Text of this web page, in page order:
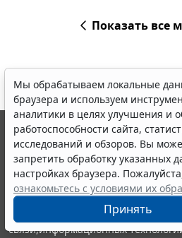
Показать все
Мы обрабатываем локальные
браузера и используем
аналитики в целях улучшения и
работоспособности сайта,
исследований и обзоров. Вы
запретить обработку указанных
настройках браузера.
ознакомьтесь с условиями их
Принять
© ООО "НПП "ГАРАНТ-СЕРВИС",
выпускается с 1990 года.
являются участниками
информации ГАРАНТ.
Портал ГАРАНТ.РУ
издания Федеральной службой по
связи,информационных